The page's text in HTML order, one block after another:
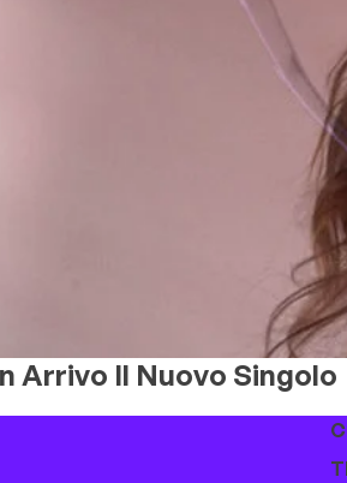
Arrivo Il Nuovo Singolo